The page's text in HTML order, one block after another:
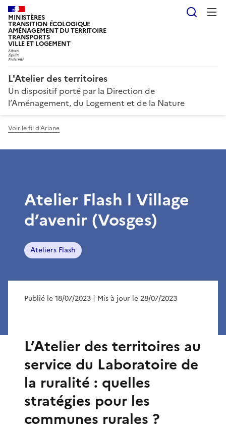
MINISTÈRES
TRANSITION ÉCOLOGIQUE
AMÉNAGEMENT DU TERRITOIRE
TRANSPORTS
VILLE ET LOGEMENT
L'Atelier des territoires
Un dispositif porté par la Direction de
l’Aménagement, du Logement et de la Nature
Voir le fil d'Ariane
Atelier Flash l Village
d’avenir (Vosges)
Ateliers Flash
Publié le 18/07/2023 | Mis à jour le 28/07/2023
L’Atelier des territoires au
service du Laboratoire de
la ruralité : quelles
stratégies pour les
communes rurales ?